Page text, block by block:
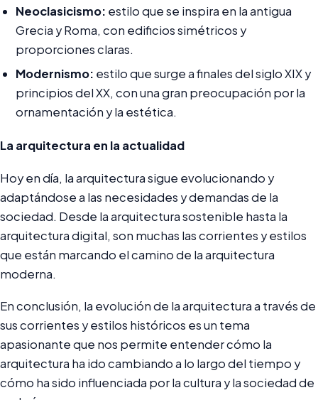
Neoclasicismo: estilo que se inspira en la antigua
Grecia y Roma, con edificios simétricos y
proporciones claras.
Modernismo: estilo que surge a finales del siglo XIX y
principios del XX, con una gran preocupación por la
ornamentación y la estética.
La arquitectura en la actualidad
Hoy en día, la arquitectura sigue evolucionando y
adaptándose a las necesidades y demandas de la
sociedad. Desde la arquitectura sostenible hasta la
arquitectura digital, son muchas las corrientes y estilos
que están marcando el camino de la arquitectura
moderna.
En conclusión, la evolución de la arquitectura a través de
sus corrientes y estilos históricos es un tema
apasionante que nos permite entender cómo la
arquitectura ha ido cambiando a lo largo del tiempo y
cómo ha sido influenciada por la cultura y la sociedad de